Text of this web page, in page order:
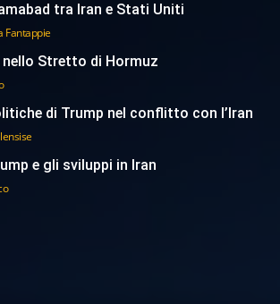
tra Iran e Stati Uniti
Fantappie
nello Stretto di Hormuz
di Trump nel conflitto con l’Iran
e gli sviluppi in Iran